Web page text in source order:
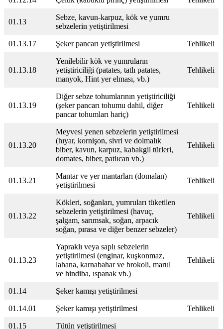
01.13
Sebze, kavun-karpuz, kök ve yumru
sebzelerin yetiştirilmesi
01.13.17 Şeker pancarı yetiştirilmesi Tehlikeli
01.13.18
Yenilebilir kök ve yumruların
yetiştiriciliği (patates, tatlı patates,
manyok, Hint yer elması, vb.)
Tehlikeli
01.13.19
Diğer sebze tohumlarının yetiştiriciliği
(şeker pancarı tohumu dahil, diğer
pancar tohumları hariç)
Tehlikeli
01.13.20
Meyvesi yenen sebzelerin yetiştirilmesi
(hıyar, kornişon, sivri ve dolmalık
biber, kavun, karpuz, kabakgil türleri,
domates, biber, patlıcan vb.)
Tehlikeli
01.13.21
Mantar ve yer mantarları (domalan)
yetiştirilmesi
Tehlikeli
01.13.22
Kökleri, soğanları, yumruları tüketilen
sebzelerin yetiştirilmesi (havuç,
şalgam, sarımsak, soğan, arpacık
soğan, pırasa ve diğer benzer sebzeler)
Tehlikeli
01.13.23
Yapraklı veya saplı sebzelerin
yetiştirilmesi (enginar, kuşkonmaz,
lahana, karnabahar ve brokoli, marul
ve hindiba, ıspanak vb.)
Tehlikeli
01.14 Şeker kamışı yetiştirilmesi
01.14.01 Şeker kamışı yetiştirilmesi Tehlikeli
01.15 Tütün yetiştirilmesi